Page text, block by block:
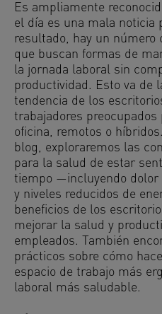
Es ampliamente
el día es una mala noticia
resultado, hay un número
que buscan formas de
la jornada laboral sin
productividad. Esto va de
tendencia de los
trabajadores
oficina, remotos o
blog, exploraremos las
para la salud de estar
tiempo —incluyendo dolor
y niveles reducidos de
beneficios de los
mejorar la salud y
empleados. También
prácticos sobre cómo
espacio de trabajo más
laboral más saludable.